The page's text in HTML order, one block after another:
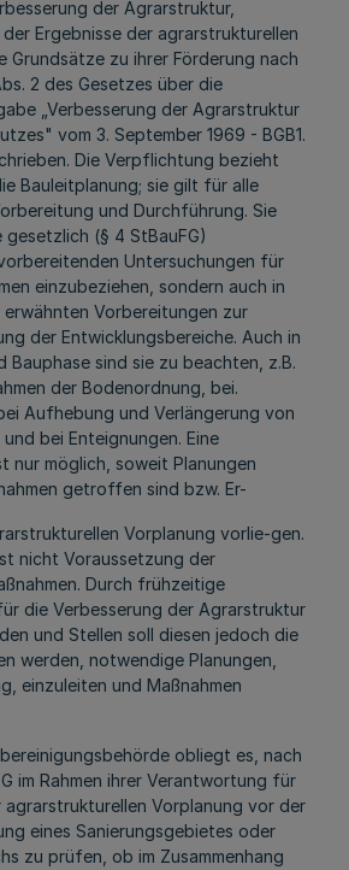
der Agrarstruktur,
Ergebnisse der agrarstrukturellen
Grundsätze zu ihrer Förderung nach
2 des Gesetzes über die
„Verbesserung der Agrarstruktur
vom 3. September 1969 - BGB1.
Die Verpflichtung bezieht
Bauleitplanung; sie gilt für alle
und Durchführung. Sie
(§ 4 StBauFG)
Untersuchungen für
einzubeziehen, sondern auch in
erwähnten Vorbereitungen zur
der Entwicklungsbereiche. Auch in
Bauphase sind sie zu beachten, z.B.
der Bodenordnung, bei.
Aufhebung und Verlängerung von
bei Enteignungen. Eine
nur möglich, soweit Planungen
getroffen sind bzw. Er-
Vorplanung vorlie-gen.
nicht Voraussetzung der
Durch frühzeitige
die Verbesserung der Agrarstruktur
und Stellen soll diesen jedoch die
werden, notwendige Planungen,
einzuleiten und Maßnahmen
obliegt es, nach
im Rahmen ihrer Verantwortung für
Vorplanung vor der
eines Sanierungsgebietes oder
zu prüfen, ob im Zusammenhang